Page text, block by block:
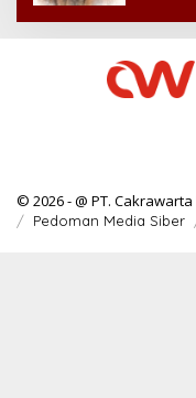
© 2026 - @ PT.
Pedoman Media Siber